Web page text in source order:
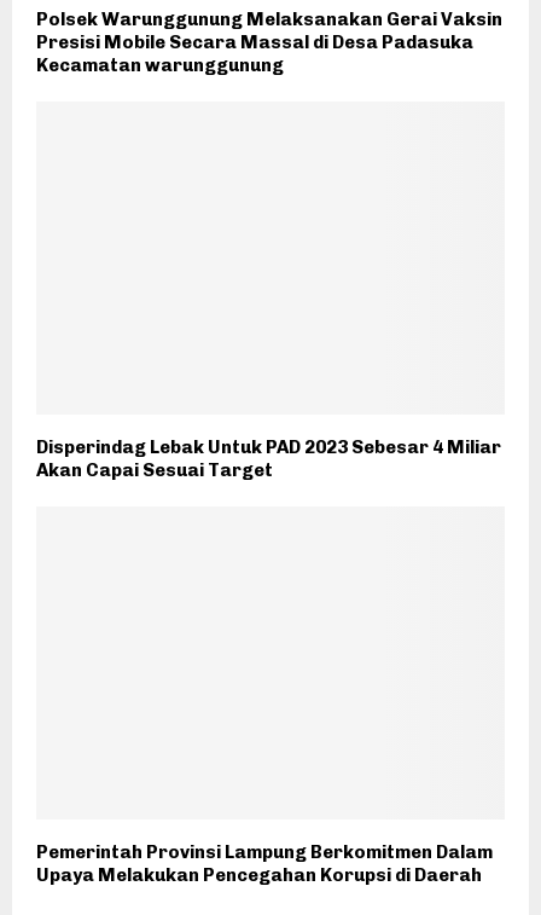
Polsek Warunggunung Melaksanakan Gerai Vaksin
Presisi Mobile Secara Massal di Desa Padasuka
Kecamatan warunggunung
Disperindag Lebak Untuk PAD 2023 Sebesar 4 Miliar
Akan Capai Sesuai Target
Pemerintah Provinsi Lampung Berkomitmen Dalam
Upaya Melakukan Pencegahan Korupsi di Daerah